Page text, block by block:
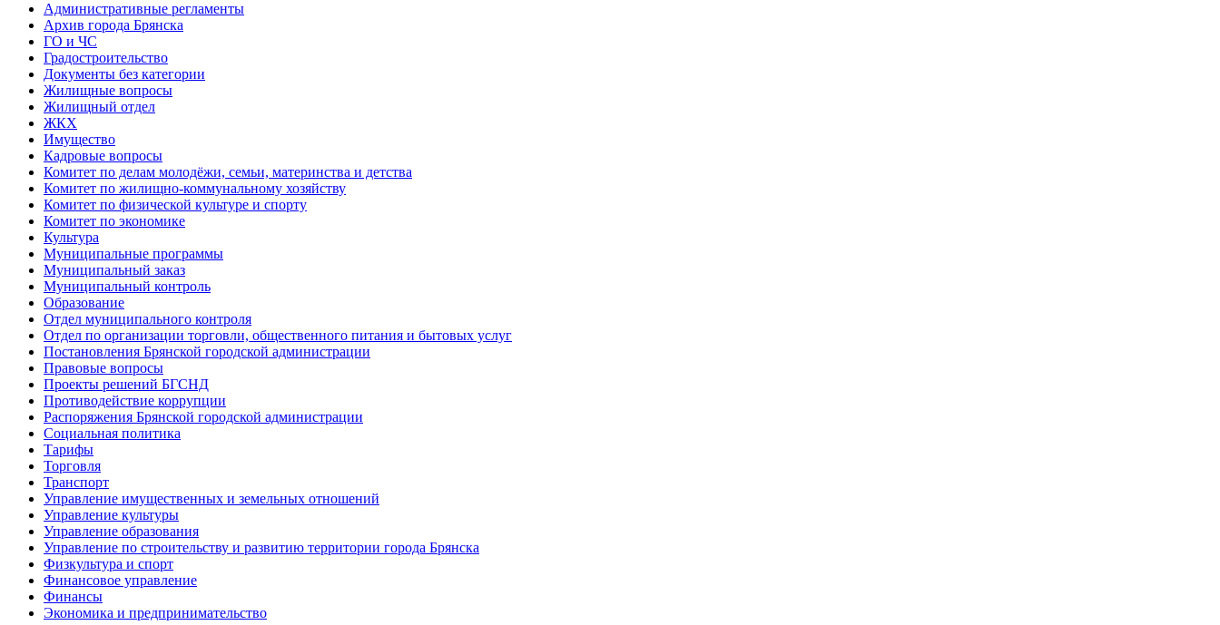
Административные регламенты
Архив города Брянска
ГО и ЧС
Градостроительство
Документы без категории
Жилищные вопросы
Жилищный отдел
ЖКХ
Имущество
Кадровые вопросы
Комитет по делам молодёжи, семьи, материнства и детства
Комитет по жилищно-коммунальному хозяйству
Комитет по физической культуре и спорту
Комитет по экономике
Культура
Муниципальные программы
Муниципальный заказ
Муниципальный контроль
Образование
Отдел муниципального контроля
Отдел по организации торговли, общественного питания и бытовых услуг
Постановления Брянской городской администрации
Правовые вопросы
Проекты решений БГСНД
Противодействие коррупции
Распоряжения Брянской городской администрации
Социальная политика
Тарифы
Торговля
Транспорт
Управление имущественных и земельных отношений
Управление культуры
Управление образования
Управление по строительству и развитию территории города Брянска
Физкультура и спорт
Финансовое управление
Финансы
Экономика и предпринимательство